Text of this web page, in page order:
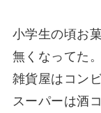
小学生の頃お
無くなってた。
雑貨屋はコン
スーパーは酒